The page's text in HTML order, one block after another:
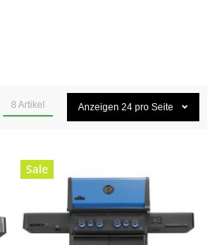
8 Artikel Anzeigen 24 pro Seite
Sale